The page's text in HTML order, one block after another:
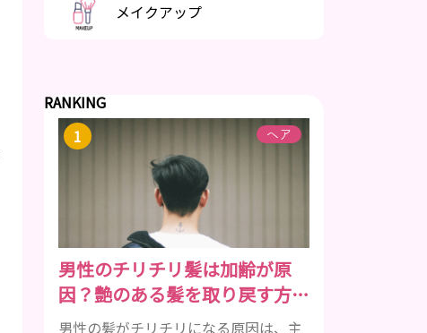
メイクアップ
RANKING
ヘア
男性のチリチリ髪は加齢が原
因？艶のある髪を取り戻す方法
をご紹介
男性の髪がチリチリになる原因は、主